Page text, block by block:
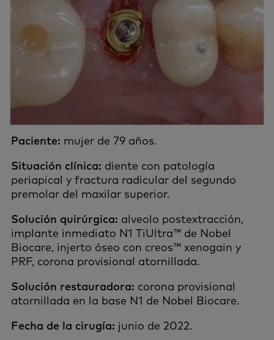
Paciente: mujer de 79 años.
Situación clínica: diente con patología
periapical y fractura radicular del segundo
premolar del maxilar superior.
Solución quirúrgica: alveolo postextracción,
implante inmediato N1 TiUltra™ de Nobel
Biocare, injerto óseo con creos™ xenogain y
PRF, corona provisional atornillada.
Solución restauradora: corona provisional
atornillada en la base N1 de Nobel Biocare.
Fecha de la cirugía: junio de 2022.